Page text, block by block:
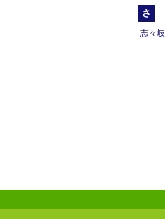
さ
志々岐